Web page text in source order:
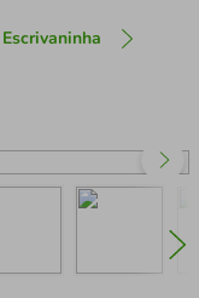
Escrivaninha